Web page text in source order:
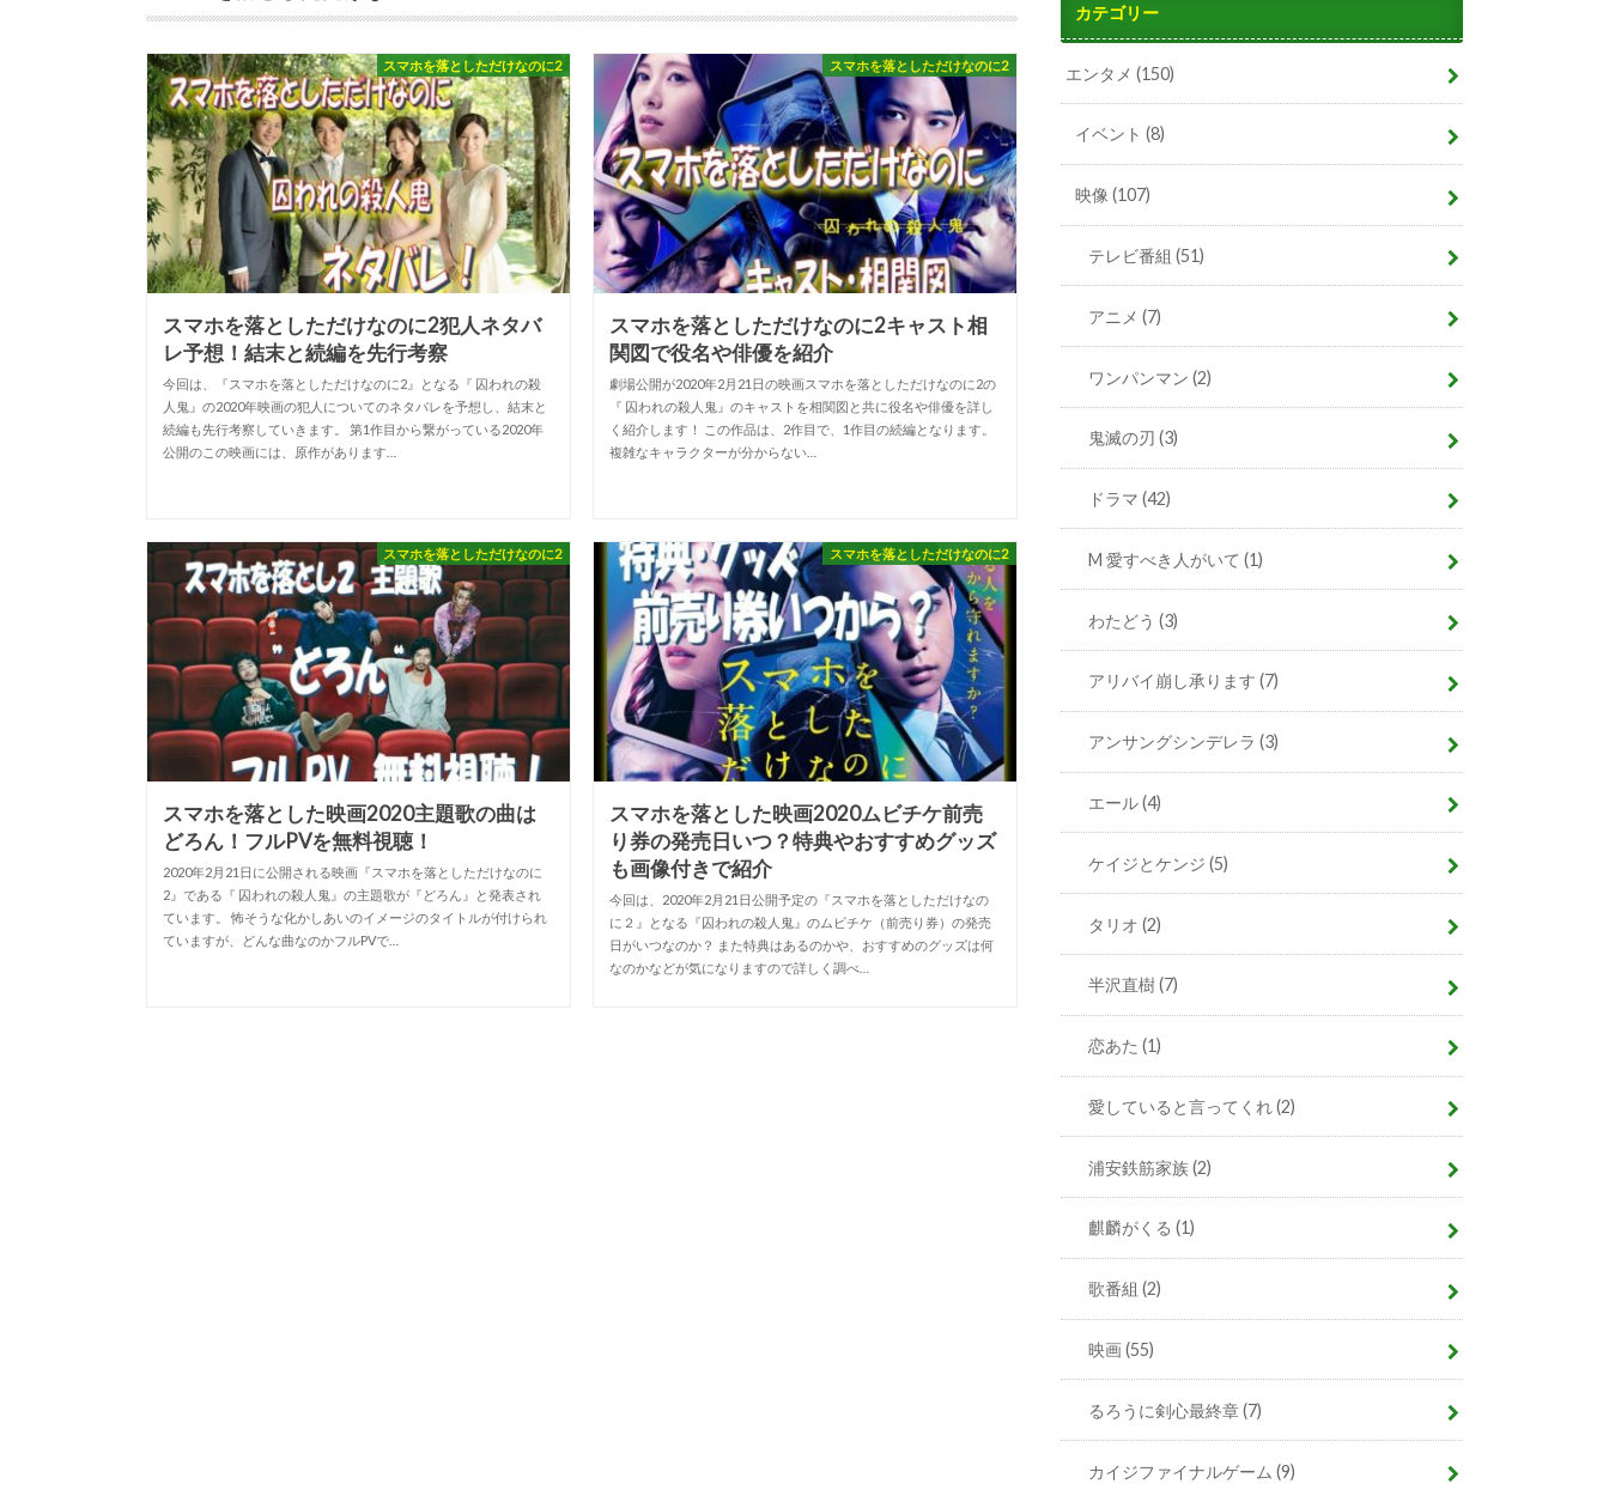
スマホを落としただけなのに2
スマホを落としただけなのに2犯人ネタバ
レ予想！結末と続編を先行考察
今回は、『スマホを落としただけなのに2』となる『 囚われの殺
人鬼』の2020年映画の犯人についてのネタバレを予想し、結末と
続編も先行考察していきます。 第1作目から繋がっている2020年
公開のこの映画には、原作があります…
スマホを落としただけなのに2
スマホを落としただけなのに2キャスト相
関図で役名や俳優を紹介
劇場公開が2020年2月21日の映画スマホを落としただけなのに2の
『 囚われの殺人鬼』のキャストを相関図と共に役名や俳優を詳し
く紹介します！ この作品は、2作目で、1作目の続編となります。
複雑なキャラクターが分からない…
スマホを落としただけなのに2
スマホを落とした映画2020主題歌の曲は
どろん！フルPVを無料視聴！
2020年2月21日に公開される映画『スマホを落としただけなのに
2』である『 囚われの殺人鬼』の主題歌が『どろん』と発表され
ています。 怖そうな化かしあいのイメージのタイトルが付けられ
ていますが、どんな曲なのかフルPVで…
スマホを落としただけなのに2
スマホを落とした映画2020ムビチケ前売
り券の発売日いつ？特典やおすすめグッズ
も画像付きで紹介
今回は、2020年2月21日公開予定の『スマホを落としただけなの
に２』となる『囚われの殺人鬼』のムビチケ（前売り券）の発売
日がいつなのか？ また特典はあるのかや、おすすめのグッズは何
なのかなどが気になりますので詳しく調べ…
カテゴリー
エンタメ(150)
イベント (8)
映像 (107)
テレビ番組(51)
アニメ(7)
ワンパンマン(2)
鬼滅の刃(3)
ドラマ(42)
M 愛すべき人がいて(1)
わたどう(3)
アリバイ崩し承ります(7)
アンサングシンデレラ(3)
エール(4)
ケイジとケンジ(5)
タリオ(2)
半沢直樹(7)
恋あた(1)
愛していると言ってくれ(2)
浦安鉄筋家族(2)
麒麟がくる(1)
歌番組(2)
映画(55)
るろうに剣心最終章(7)
カイジファイナルゲーム(9)